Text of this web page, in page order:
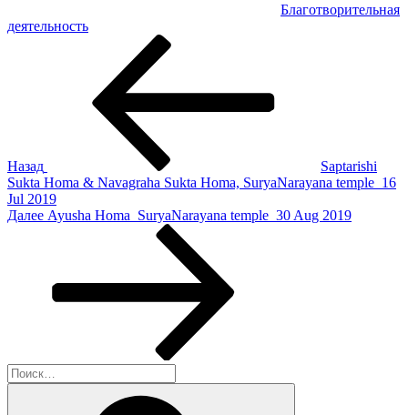
Благотворительная
деятельность
Назад
Saptarishi
Sukta Homa & Navagraha Sukta Homa, SuryaNarayana temple_16
Jul 2019
Следующая
Далее Ayusha Homa_SuryaNarayana temple_30 Aug 2019
Искать: